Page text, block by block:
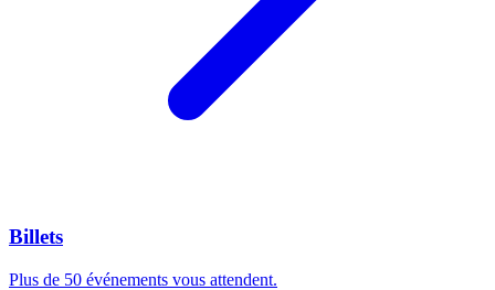
Billets
Plus de 50 événements vous attendent.